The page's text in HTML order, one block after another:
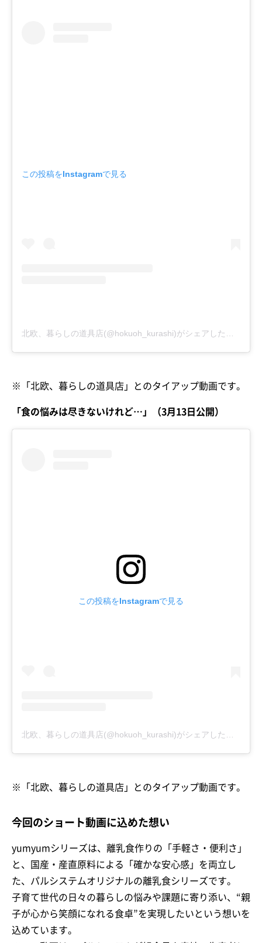
この投稿をInstagramで見る
北欧、暮らしの道具店(@hokuoh_kurashi)がシェアした投稿
※「北欧、暮らしの道具店」とのタイアップ動画です。
「食の悩みは尽きないけれど…」（3月13日公開）
この投稿をInstagramで見る
北欧、暮らしの道具店(@hokuoh_kurashi)がシェアした投稿
※「北欧、暮らしの道具店」とのタイアップ動画です。
今回のショート動画に込めた想い
yumyumシリーズは、離乳食作りの「手軽さ・便利さ」
と、国産・産直原料による「確かな安心感」を両立し
た、パルシステムオリジナルの離乳食シリーズです。
子育て世代の日々の暮らしの悩みや課題に寄り添い、“親
子が心から笑顔になれる食卓”を実現したいという想いを
込めています。